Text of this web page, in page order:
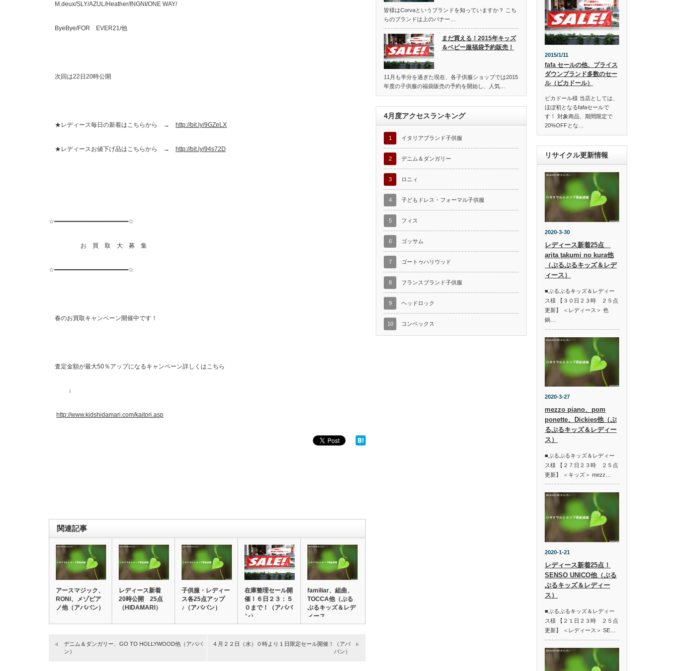
M.deux/SLY/AZUL/Heather/INGNI/ONE WAY/
ByeBye/FOR EVER21/他
次回は22日20時公開
★レディース毎日の新着はこちらから → http://bit.ly/9GZeLX
★レディースお値下げ品はこちらから → http://bit.ly/94s72D
☆━━━━━━━━━━━━━━━━━━━━━☆
お 買 取 大 募 集
☆━━━━━━━━━━━━━━━━━━━━━☆
春のお買取キャンペーン開催中です！
査定金額が最大50％アップになるキャンペーン詳しくはこちら
↓
http://www.kidshidamari.com/kaitori.asp
関連記事
アースマジック、
RONI、メゾピア
ノ他（アババン）
レディース新着
20時公開 25点
（HIDAMARI）
子供服・レディー
ス各25点アップ
♪（アババン）
在庫整理セール開
催！６日２３：５
０まで！（アババ
ン）
familiar、組曲、
TOCCA他（ぷる
ぷるキッズ＆レデ
ィース…
デニム＆ダンガリー、GO TO HOLLYWOOD他（アババ
ン）
４月２２日（水）０時より１日限定セール開催！（アバ
バン）
皆様はCorvaというブランドを知っていますか？ こち
らのブランドは上のバナー…
まだ買える！2015年キッズ
＆ベビー服福袋予約販売！
11月も半分を過ぎた現在、各子供服ショップでは2015
年度の子供服の福袋販売の予約を開始し、人気…
4月度アクセスランキング
1 イタリアブランド子供服
2 デニム＆ダンガリー
3 ロニィ
4 子どもドレス・フォーマル子供服
5 フィス
6 ゴッサム
7 ゴートゥハリウッド
8 フランスブランド子供服
9 ヘッドロック
10 コンベックス
2015/1/11
fafa セールの他、プライス
ダウンブランド多数のセー
ル（ピカドール）
ピカドール様 当店としては、
ほぼ初となるfafaセールで
す！ 対象商品、期間限定で
20%OFFとな…
リサイクル更新情報
2020-3-30
レディース新着25点
arita takumi no kura他
（ぷるぷるキッズ＆レデ
ィース）
■ぷるぷるキッズ＆レディー
ス様 【３０日２３時 ２５点
更新】 ＜レディース＞ 色
鍋…
2020-3-27
mezzo piano、pom
ponette、Dickies他（ぷ
るぷるキッズ＆レディー
ス）
■ぷるぷるキッズ＆レディー
ス様 【２７日２３時 ２５点
更新】 ＜キッズ＞ mezz…
2020-1-21
レディース新着25点！
SENSO UNICO他（ぷる
ぷるキッズ＆レディー
ス）
■ぷるぷるキッズ＆レディー
ス様 【２１日２３時 ２５点
更新】 ＜レディース＞ SE…